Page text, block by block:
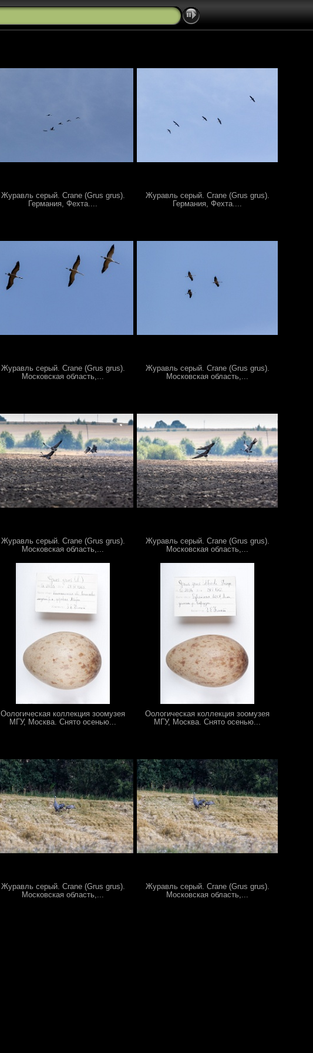
Журавль серый. Crane (Grus grus).
Германия, Фехта....
Журавль серый. Crane (Grus grus).
Германия, Фехта....
Журавль серый. Crane (Grus grus).
Московская область,...
Журавль серый. Crane (Grus grus).
Московская область,...
Журавль серый. Crane (Grus grus).
Московская область,...
Журавль серый. Crane (Grus grus).
Московская область,...
Оологическая коллекция зоомузея
МГУ, Москва. Снято осенью...
Оологическая коллекция зоомузея
МГУ, Москва. Снято осенью...
Журавль серый. Crane (Grus grus).
Московская область,...
Журавль серый. Crane (Grus grus).
Московская область,...